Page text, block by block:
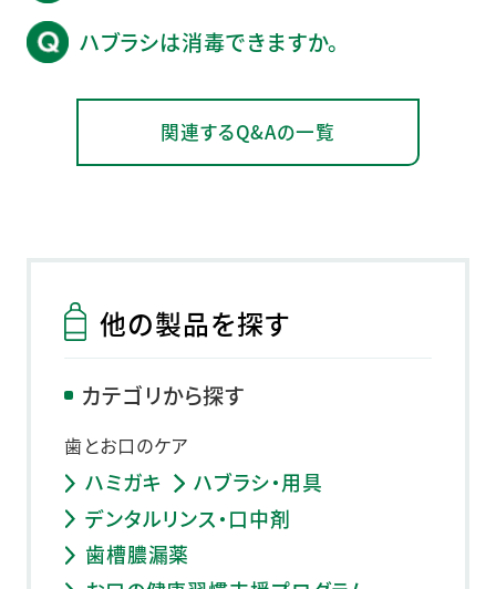
ハブラシは消毒できますか。
関連するQ&Aの一覧
他の製品を探す
カテゴリから探す
歯とお口のケア
ハミガキ
ハブラシ・用具
デンタルリンス・口中剤
歯槽膿漏薬